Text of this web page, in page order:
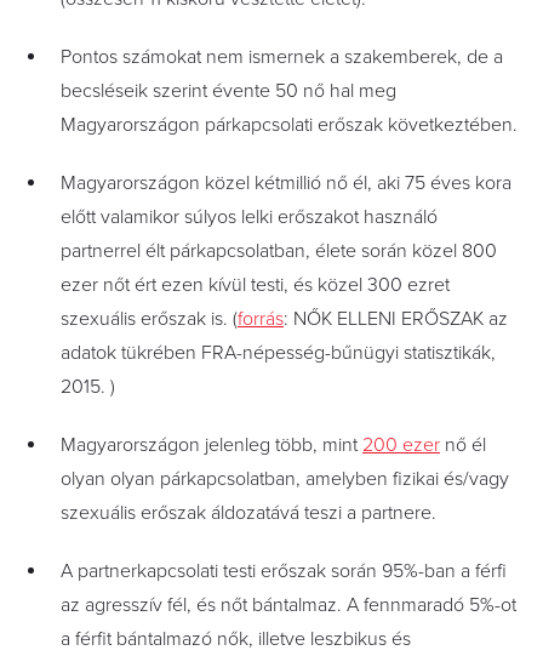
Pontos számokat nem ismernek a szakemberek, de a
becsléseik szerint évente 50 nő hal meg
Magyarországon párkapcsolati erőszak következtében.
Magyarországon közel kétmillió nő él, aki 75 éves kora
előtt valamikor súlyos lelki erőszakot használó
partnerrel élt párkapcsolatban, élete során közel 800
ezer nőt ért ezen kívül testi, és közel 300 ezret
szexuális erőszak is. (forrás: NŐK ELLENI ERŐSZAK az
adatok tükrében FRA-népesség-bűnügyi statisztikák,
2015. )
Magyarországon jelenleg több, mint 200 ezer nő él
olyan olyan párkapcsolatban, amelyben fizikai és/vagy
szexuális erőszak áldozatává teszi a partnere.
A partnerkapcsolati testi erőszak során 95%-ban a férfi
az agresszív fél, és nőt bántalmaz. A fennmaradó 5%-ot
a férfit bántalmazó nők, illetve leszbikus és